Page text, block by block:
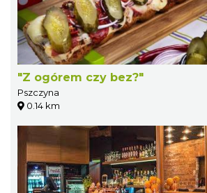
"Z ogórem czy bez?"
Pszczyna
0.14 km